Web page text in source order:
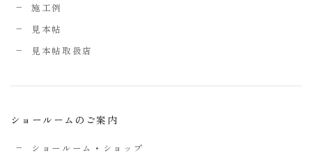
施工例
見本帖
見本帖取扱店
ショールームのご案内
ショールーム・ショップ